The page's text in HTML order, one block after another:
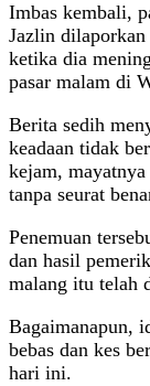
Imbas kembali,
Jazlin
ketika dia
pasar malam di
Berita sedih
keadaan tidak
kejam,
tanpa seurat
Penemuan
dan hasil
malang itu telah
Bagaimanapun,
bebas dan kes
hari ini.